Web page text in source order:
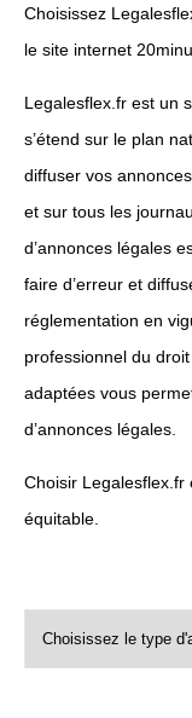
Choisissez
le site internet
Legalesflex.fr est un
s’étend sur le plan
diffuser vos
et sur tous les
d’annonces légales
faire d’erreur et
réglementation en
professionnel du
adaptées vous
d’annonces légales.
Choisir Legalesflex.fr
équitable.